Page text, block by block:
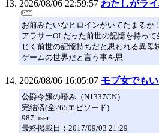
2026/08/06 22:59:57 わたしがラ
お前みたいなヒロインがいてたまるか
アラサーOLだった前世の記憶を持っ
じく前世の記憶持ちだと思われる異母
ゲームの世界だと言う事を思
2026/08/06 16:05:07 モブ女でも
公爵令嬢の嗜み（N1337CN）
完結済(全265エピソード)
987 user
最終掲載日：2017/09/03 21:29